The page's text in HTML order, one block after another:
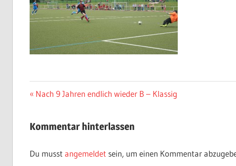
Beitragsnavigation
Vorheriger
Nach 9 Jahren endlich wieder B – Klassig
Kommentar hinterlassen
Du musst angemeldet sein, um einen Kommentar